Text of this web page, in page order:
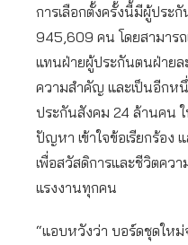
การเลือกตั้งครั้งนี้มีผู้ประ
945,609 คน โดยสามาร
แทนฝ่ายผู้ประกันตนฝ่าย
ความสำคัญ และเป็นอีกห
ประกันสังคม 24 ล้านคน
ปัญหา เข้าใจข้อเรียกร้อง
เพื่อสวัสดิการและชีวิตคว
แรงงานทุกคน
“แอบหวังว่า บอร์ดชุดให